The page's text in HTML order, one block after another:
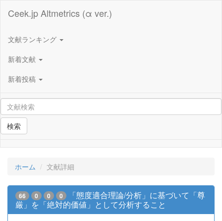
Ceek.jp Altmetrics (α ver.)
文献ランキング
新着文献
新着投稿
検索
ホーム 文献詳細
66 0 0 0
「態度適合理論/分析」に基づいて「尊
厳」を「絶対的価値」として分析すること